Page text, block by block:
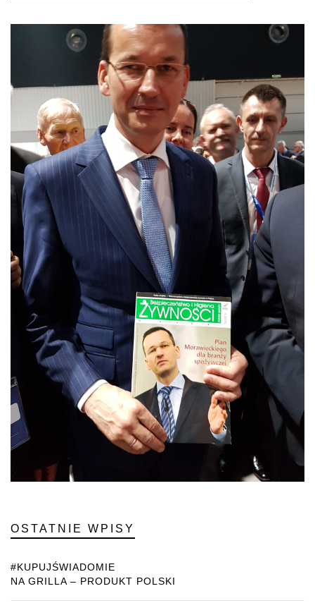
OSTATNIE WPISY
#KUPUJŚWIADOMIE
NA GRILLA – PRODUKT POLSKI